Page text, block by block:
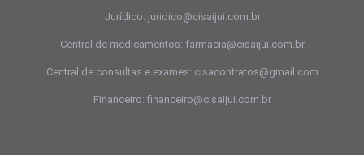
Jurídico: juridico@cisaijui.com.br
Central de medicamentos: farmacia@cisaijui.com.br
Central de consultas e exames: cisacontratos@gmail.com
Financeiro: financeiro@cisaijui.com.br